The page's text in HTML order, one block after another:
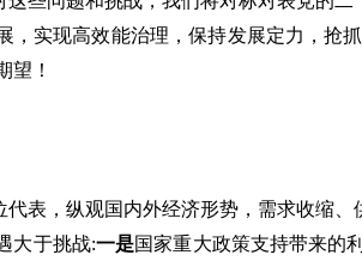
，实现高效能治理，保持发展定力，抢
望！
代表，纵观国内外经济形势，需求收缩
大于挑战:一是国家重大政策支持带来的